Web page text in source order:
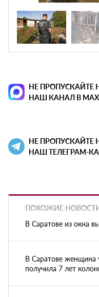
НЕ ПРОПУСКАЙТЕ
НАШ КАНАЛ В MAX
НЕ ПРОПУСКАЙТЕ
НАШ ТЕЛЕГРАМ-
ПОХОЖИЕ
В Саратове из окна
В Саратове женщина
получила 7 лет